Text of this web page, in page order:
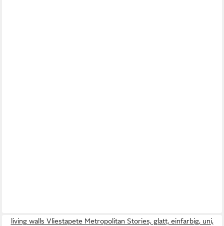
living walls Vliestapete Metropolitan Stories, glatt, einfarbig, uni,